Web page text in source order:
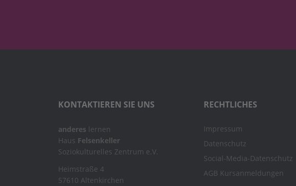
KONTAKTIEREN SIE UNS
anderes lernen
Haus Felsenkeller
Soziokulturelles Zentrum e.V.
Heimstraße 4
57610 Altenkirchen
RECHTLICHES
Impressum
Datenschutz
Social-Media-Datenschutz
AGB Kursanmeldungen